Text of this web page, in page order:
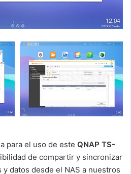
para el uso de este QNAP TS-
de compartir y sincronizar
datos desde el NAS a nuestros